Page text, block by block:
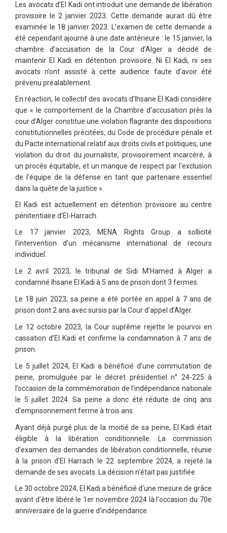
Les avocats d’El Kadi ont introduit une demande de libération
provisoire le 2 janvier 2023. Cette demande aurait dû être
examinée le 18 janvier 2023. L’examen de cette demande a
été cependant ajourné à une date antérieure : le 15 janvier, la
chambre d’accusation de la Cour d’Alger a décidé de
maintenir El Kadi en détention provisoire. Ni El Kadi, ni ses
avocats n’ont assisté à cette audience faute d’avoir été
prévenu préalablement.
En réaction, le collectif des avocats d'Ihsane El Kadi considère
que « le comportement de la Chambre d'accusation près la
cour d'Alger constitue une violation flagrante des dispositions
constitutionnelles précitées, du Code de procédure pénale et
du Pacte international relatif aux droits civils et politiques, une
violation du droit du journaliste, provisoirement incarcéré, à
un procès équitable, et un manque de respect par l'exclusion
de l'équipe de la défense en tant que partenaire essentiel
dans la quête de la justice ».
El Kadi est actuellement en détention provisoire au centre
pénitentiaire d’El-Harrach.
Le 17 janvier 2023, MENA Rights Group a sollicité
l’intervention d’un mécanisme international de recours
individuel.
Le 2 avril 2023, le tribunal de Sidi M’Hamed à Alger a
condamné Ihsane El Kadi à 5 ans de prison dont 3 fermes.
Le 18 juin 2023, sa peine a été portée en appel à 7 ans de
prison dont 2 ans avec sursis par la Cour d’appel d’Alger.
Le 12 octobre 2023, la Cour suprême rejette le pourvoi en
cassation d’El Kadi et confirme la condamnation à 7 ans de
prison.
Le 5 juillet 2024, El Kadi a bénéficié d’une commutation de
peine, promulguée par le décret présidentiel n° 24-225 à
l’occasion de la commémoration de l’indépendance nationale
le 5 juillet 2024. Sa peine a donc été réduite de cinq ans
d'emprisonnement ferme à trois ans.
Ayant déjà purgé plus de la moitié de sa peine, El Kadi était
éligible à la libération conditionnelle. La commission
d'examen des demandes de libération conditionnelle, réunie
à la prison d'El Harrach le 22 septembre 2024, a rejeté la
demande de ses avocats. La décision n'était pas justifiée.
Le 30 octobre 2024, El Kadi a bénéficié d’une mesure de grâce
avant d’être libéré le 1er novembre 2024 là l'occasion du 70e
anniversaire de la guerre d'indépendance.